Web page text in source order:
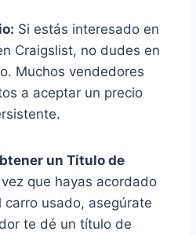
Si estás interesado en
Craigslist, no dudes en
Muchos vendedores
a aceptar un precio
un Titulo de
que hayas acordado
carro usado, asegúrate
te dé un título de